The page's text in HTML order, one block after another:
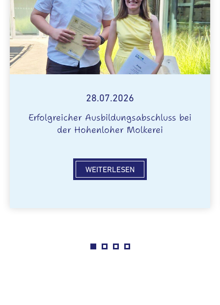
28.07.2026
Erfolgreicher Ausbildungsabschluss bei
der Hohenloher Molkerei
WEITERLESEN